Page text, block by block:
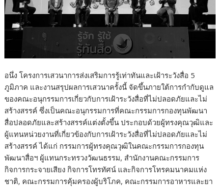
อนึ่ง โครงการเสวนาการส่งเสริมการรู้เท่าทันและเฝ้าระวังสื่อ 5
ภูมิภาค และงานสรุปผลการเสวนาครั้งนี้ จัดขึ้นภายใต้การกำกับดูแล
ของคณะอนุกรรมการเกี่ยวกับการเฝ้าระวังสื่อที่ไม่ปลอดภัยและไม่
สร้างสรรค์ ซึ่งเป็นคณะอนุกรรมการที่คณะกรรมการกองทุนพัฒนา
สื่อปลอดภัยและสร้างสรรค์แต่งตั้งขึ้น ประกอบด้วยผู้ทรงคุณวุฒิและ
ผู้แทนหน่วยงานที่เกี่ยวข้องกับการเฝ้าระวังสื่อที่ไม่ปลอดภัยและไม่
สร้างสรรค์ ได้แก่ กรรมการผู้ทรงคุณวุฒิในคณะกรรมการกองทุน
พัฒนาสื่อฯ ผู้แทนกระทรวงวัฒนธรรม, สำนักงานคณะกรรมการ
กิจการกระจายเสียง กิจการโทรทัศน์ และกิจการโทรคมนาคมแห่ง
ชาติ, คณะกรรมการคุ้มครองผู้บริโภค, คณะกรรมการอาหารและยา